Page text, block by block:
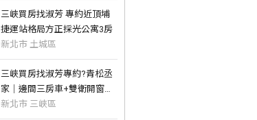
三峽買房找淑芳 專約近頂埔
捷運站格局方正採光公寓3房
新北市 土城區
三峽買房找淑芳專約?青松丞
家｜邊間三房車+雙衛開窗｜
輕屋齡
新北市 三峽區